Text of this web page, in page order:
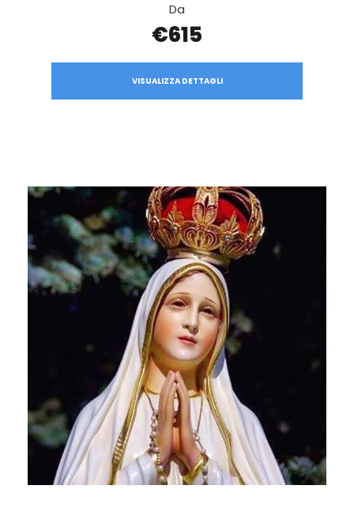
Da
€615
VISUALIZZA DETTAGLI